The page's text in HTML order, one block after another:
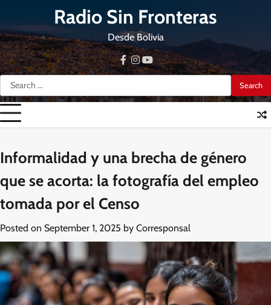
content
Radio Sin Fronteras
Desde Bolivia
Search
for:
facebook
instagram
youtube
Informalidad y una brecha de género
que se acorta: la fotografía del empleo
tomada por el Censo
Posted on September 1, 2025 by Corresponsal